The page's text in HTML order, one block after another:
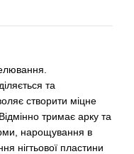
та
створити міцне
тримає арку та
нарощування в
нігтьової пластини